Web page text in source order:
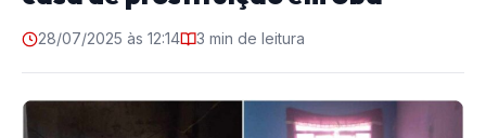
28/07/2025 às 12:14 3 min de leitura